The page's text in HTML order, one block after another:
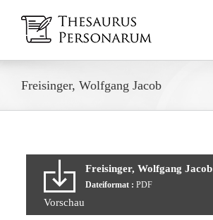
Inhalt
springen
Freisinger, Wolfgang Jacob
Freisinger, Wolfgang Jacob
Dateiformat : PDF
Vorschau